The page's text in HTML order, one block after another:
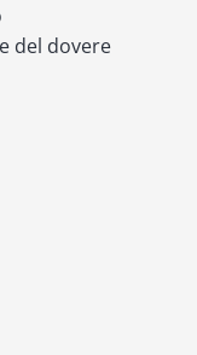
del dovere